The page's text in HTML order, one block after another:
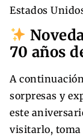
Estados
70 años
A
sorpresas y
este
visitarlo,